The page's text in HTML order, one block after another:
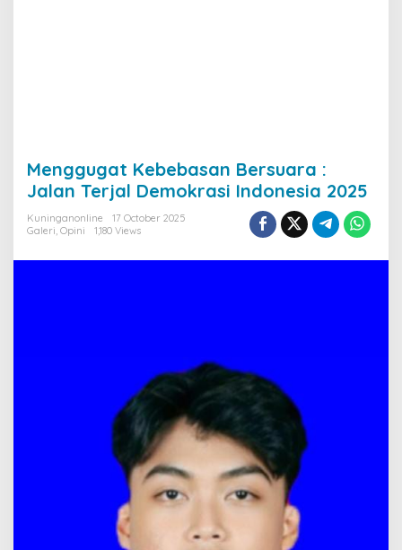
Menggugat Kebebasan Bersuara :
Jalan Terjal Demokrasi Indonesia 2025
Kuninganonline
17 October 2025
Galeri, Opini 1,180 Views